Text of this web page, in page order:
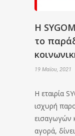
Η
το
19 Μαΐου, 2021
Η εταιρία
ισχυρή
εισαγωγών
αγορά,